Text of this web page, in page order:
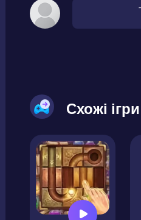
Схожі ігри